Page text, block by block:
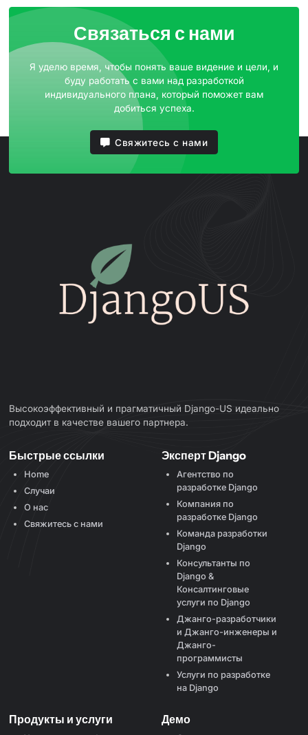
Связаться с нами
Я уделю время, чтобы понять ваше видение и цели, и
буду работать с вами над разработкой
индивидуального плана, который поможет вам
добиться успеха.
Свяжитесь с нами
Высокоэффективный и прагматичный Django-US идеально
подходит в качестве вашего партнера.
Быстрые ссылки
Home
Случаи
О нас
Свяжитесь с нами
Эксперт Django
Агентство по
разработке Django
Компания по
разработке Django
Команда разработки
Django
Консультанты по
Django &
Консалтинговые
услуги по Django
Джанго-разработчики
и Джанго-инженеры и
Джанго-
программисты
Услуги по разработке
на Django
Продукты и услуги Демо